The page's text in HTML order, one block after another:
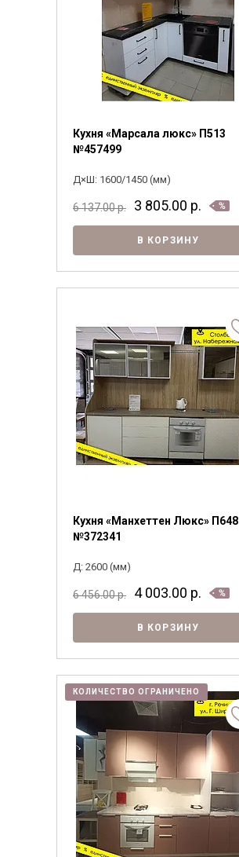
Кухня «Марсала люкс» П513
№457499
Д×Ш: 1600/1450 (мм)
6 137.00р. 3 805.00 р.
В КОРЗИНУ
Кухня «Манхеттен Люкс» П648
№372341
Д: 2600 (мм)
6 456.00р. 4 003.00 р.
В КОРЗИНУ
КОЛИЧЕСТВО ОГРАНИЧЕНО